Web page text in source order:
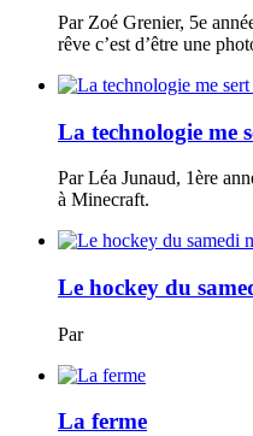
Par Zoé Grenier, 5e
rêve c’est d’être une
La technologie me
Par Léa Junaud, 1ère
à Minecraft.
Le hockey du
Par
La ferme